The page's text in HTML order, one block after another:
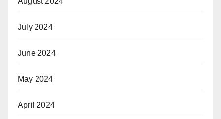
July 2024
June 2024
May 2024
April 2024